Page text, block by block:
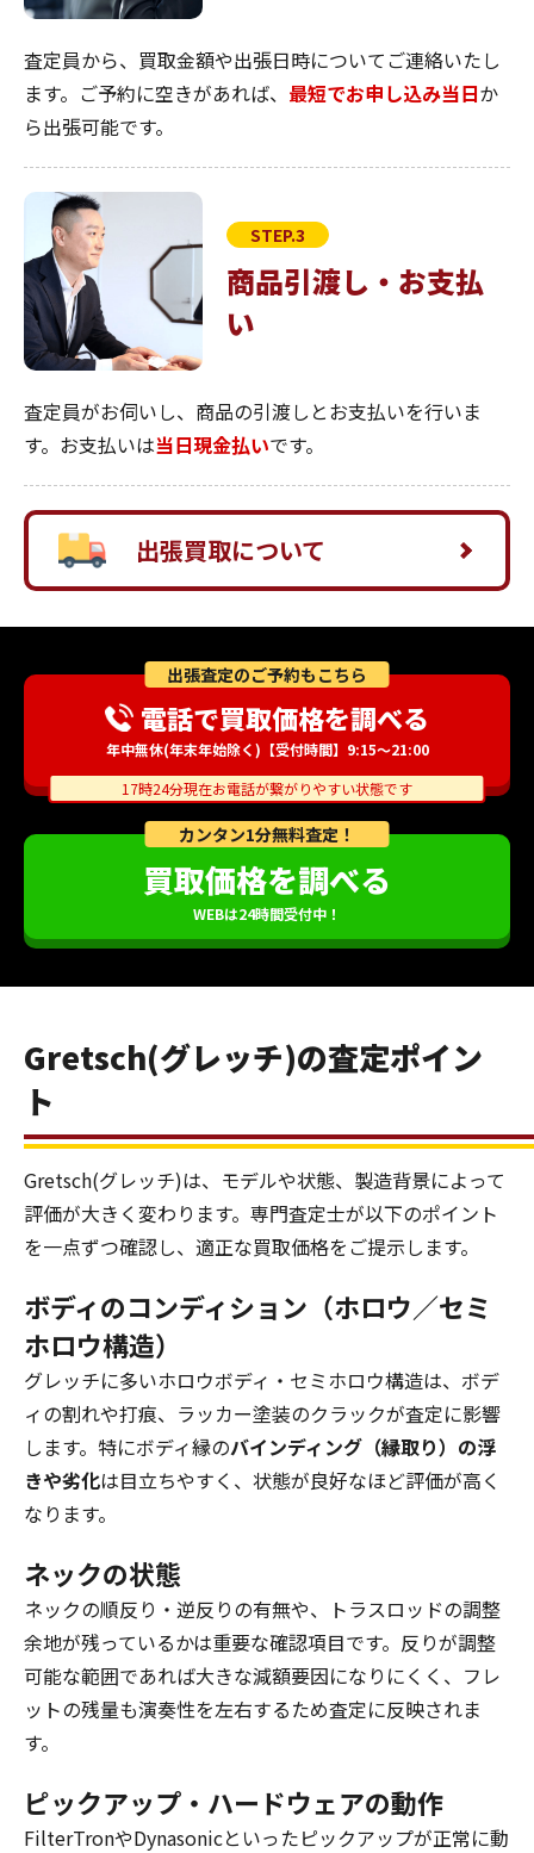
査定員から、買取金額や出張日時についてご連絡いたし
ます。ご予約に空きがあれば、 最短でお申し込み当日か
ら出張可能です。
STEP.3
商品引渡し・お支払
い
査定員がお伺いし、商品の引渡しとお支払いを行いま
す。お支払いは当日現金払いです。
出張買取について
カンタン1分無料査定！
買取価格を調べる
WEBは24時間受付中！
出張査定のご予約もこちら
電話で買取価格を調べる
年中無休(年末年始除く)【受付時間】9:15～21:00
17時24分現在お電話が繋がりやすい状態です
Gretsch(グレッチ)の査定ポイン
ト
Gretsch(グレッチ)は、モデルや状態、製造背景によって
評価が大きく変わります。専門査定士が以下のポイント
を一点ずつ確認し、適正な買取価格をご提示します。
ボディのコンディション（ホロウ／セミ
ホロウ構造）
グレッチに多いホロウボディ・セミホロウ構造は、ボデ
ィの割れや打痕、ラッカー塗装のクラックが査定に影響
します。特にボディ縁のバインディング（縁取り）の浮
きや劣化は目立ちやすく、状態が良好なほど評価が高く
なります。
ネックの状態
ネックの順反り・逆反りの有無や、トラスロッドの調整
余地が残っているかは重要な確認項目です。反りが調整
可能な範囲であれば大きな減額要因になりにくく、フレ
ットの残量も演奏性を左右するため査定に反映されま
す。
ピックアップ・ハードウェアの動作
FilterTronやDynasonicといったピックアップが正常に動